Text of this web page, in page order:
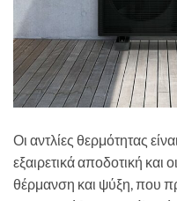
Οι αντλίες θερμότητας
εξαιρετικά αποδοτική και
θέρμανση και ψύξη, που